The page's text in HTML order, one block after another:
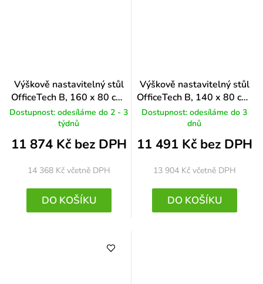
Výškově nastavitelný stůl
OfficeTech B, 160 x 80 cm,
bílá podnož, bílá
Dostupnost: odesíláme do 2 - 3
týdnů
11 874 Kč bez DPH
14 368 Kč včetně DPH
DO KOŠÍKU
Výškově nastavitelný stůl
OfficeTech B, 140 x 80 cm,
černá podnož, světle šedá
Dostupnost: odesíláme do 3
dnů
11 491 Kč bez DPH
13 904 Kč včetně DPH
DO KOŠÍKU